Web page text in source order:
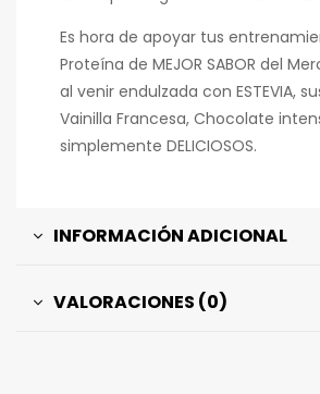
Es hora de apoyar tus
Proteína de MEJOR SABOR del
al venir endulzada con ESTEVIA,
Vainilla Francesa, Chocolate
simplemente DELICIOSOS.
INFORMACIÓN ADICIONAL
VALORACIONES (0)